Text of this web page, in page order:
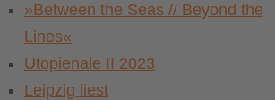
»Between the Seas // Beyond the
Lines«
Utopienale II 2023
Leipzig liest